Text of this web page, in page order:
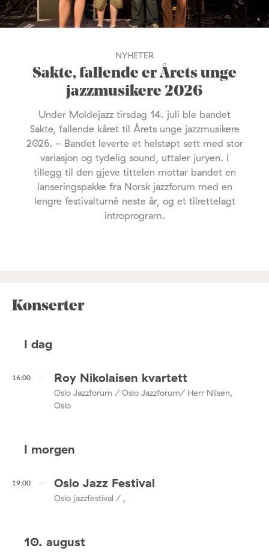
NYHETER
Sakte, fallende er Årets unge
jazzmusikere 2026
Under Moldejazz tirsdag 14. juli ble bandet
Sakte, fallende kåret til Årets unge jazzmusikere
2026. - Bandet leverte et helstøpt sett med stor
variasjon og tydelig sound, uttaler juryen. I
tillegg til den gjeve tittelen mottar bandet en
lanseringspakke fra Norsk jazzforum med en
lengre festivalturné neste år, og et tilrettelagt
introprogram.
Konserter
I dag
16:00 Roy Nikolaisen kvartett
Oslo Jazzforum / Oslo Jazzforum/ Herr Nilsen,
Oslo
I morgen
19:00 Oslo Jazz Festival
Oslo jazzfestival / ,
10. august